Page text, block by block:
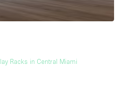
Racks in Central Miami